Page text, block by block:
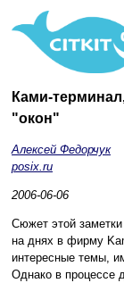
Ками-
"окон"
Алексей Федорчук
posix.ru
2006-06-06
Сюжет этой
на днях в фирму
интересные темы,
Однако в процессе